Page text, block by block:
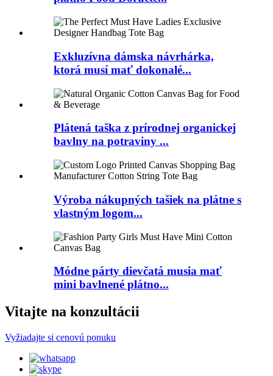
Exkluzívna dámska návrhárka,
ktorá musí mať dokonalé...
Plátená taška z prírodnej organickej
bavlny na potraviny ...
Výroba nákupných tašiek na plátne s
vlastným logom...
Módne párty dievčatá musia mať
mini bavlnené plátno...
Vitajte na konzultácii
Vyžiadajte si cenovú ponuku